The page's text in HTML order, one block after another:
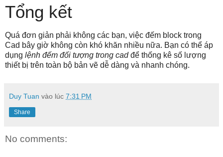
Tổng kết
Quá đơn giản phải không các bạn, việc đếm block trong
Cad bây giờ không còn khó khăn nhiều nữa. Bạn có thể áp
dụng lệnh đếm đối tượng trong cadđể thống kê số lượng
thiết bị trên toàn bộ bản vẽ dễ dàng và nhanh chóng.
Duy Tuan vào lúc 7:31 PM
Share
No comments: